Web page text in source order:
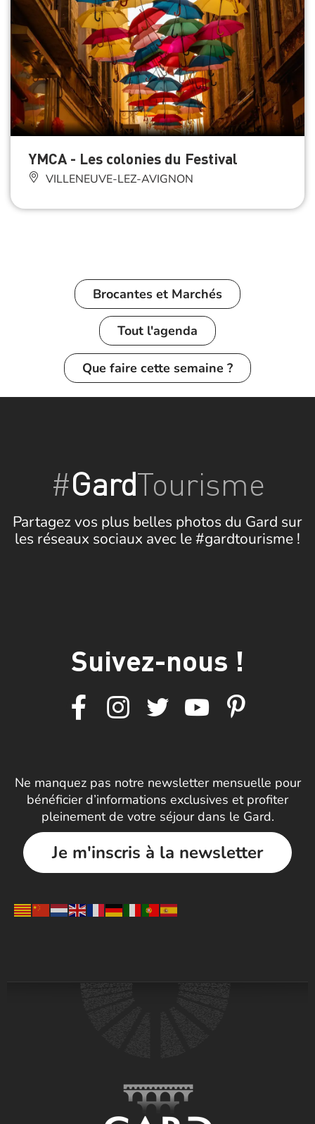
YMCA - Les colonies du Festival
VILLENEUVE-LEZ-AVIGNON
Brocantes et Marchés
Tout l'agenda
Que faire cette semaine ?
#GardTourisme
Partagez vos plus belles photos du Gard sur
les réseaux sociaux avec le #gardtourisme !
Suivez-nous !
Ne manquez pas notre newsletter mensuelle pour
bénéficier d’informations exclusives et profiter
pleinement de votre séjour dans le Gard.
Je m'inscris à la newsletter